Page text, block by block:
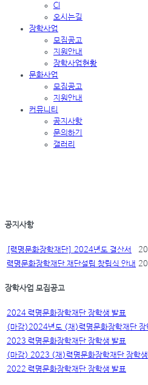
CI
오시는길
장학사업
모집공고
지원안내
장학사업현황
문화사업
모집공고
지원안내
커뮤니티
공지사항
문의하기
갤러리
공지사항
[력명문화장학재단] 2024년도 결산서
력명문화장학재단 재단설립 창립식 안내
장학사업 모집공고
2024 력명문화장학재단 장학생 발표
(마감)2024년도 (재)력명문화장학재단 장
2023 력명문화장학재단 장학생 발표
(마감) 2023 (재)력명문화장학재단 장학생
2022 력명문화장학재단 장학생 발표